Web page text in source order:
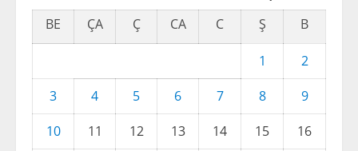
g
BE ÇA Ç CA C Ş B
1
2
3
4 5 6 7 8
9
10
11 12 13 14 15 16